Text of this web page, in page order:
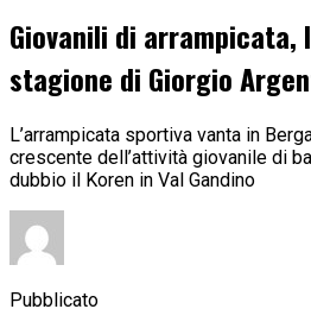
Giovanili di arrampicata,
stagione di Giorgio
L’arrampicata sportiva vanta in
crescente dell’attività giovanile di
dubbio il Koren in Val Gandino
Pubblicato